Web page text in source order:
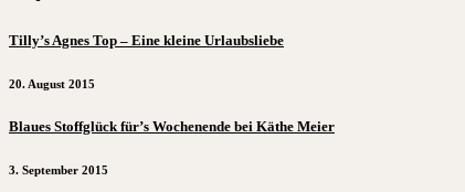
Tilly’s Agnes Top – Eine kleine Urlaubsliebe
20. August 2015
Blaues Stoffglück für’s Wochenende bei Käthe Meier
3. September 2015